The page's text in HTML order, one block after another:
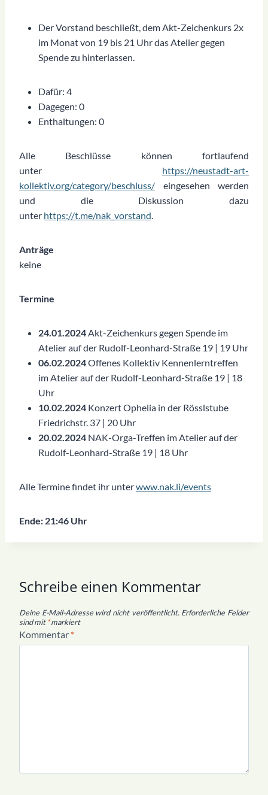
Der Vorstand beschließt, dem Akt-Zeichenkurs 2x
im Monat von 19 bis 21 Uhr das Atelier gegen
Spende zu hinterlassen.
Dafür: 4
Dagegen: 0
Enthaltungen: 0
Alle Beschlüsse können fortlaufend
unter https://neustadt-art-
kollektiv.org/category/beschluss/ eingesehen werden
und die Diskussion dazu
unter https://t.me/nak_vorstand
Anträge
keine
Termine
24.01.2024 Akt-Zeichenkurs gegen Spende im
Atelier auf der Rudolf-Leonhard-Straße 19 | 19 Uhr
06.02.2024Offenes Kollektiv Kennenlerntreffen
im Atelier auf der Rudolf-Leonhard-Straße 19 | 18
Uhr
10.02.2024 Konzert Ophelia in der Rösslstube
Friedrichstr. 37 | 20 Uhr
20.02.2024 NAK-Orga-Treffen im Atelier auf der
Rudolf-Leonhard-Straße 19 | 18 Uhr
Alle Termine findet ihr unterwww.nak.li/events
Ende: 21:46 Uhr
Schreibe einen Kommentar
Deine E-Mail-Adresse wird nicht veröffentlicht. Erforderliche Felder
sind mit*markiert
Kommentar *